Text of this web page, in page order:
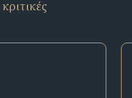
κριτικές